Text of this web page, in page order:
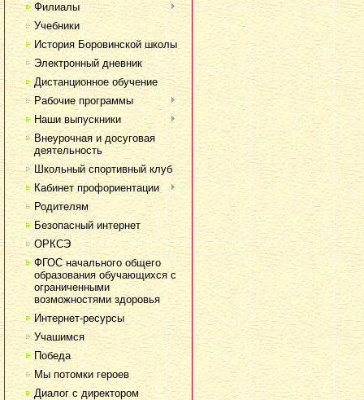
Филиалы
Учебники
История Боровинской школы
Электронный дневник
Дистанционное обучение
Рабочие программы
Наши выпускники
Внеурочная и досуговая
деятельность
Школьный спортивный клуб
Кабинет профориентации
Родителям
Безопасный интернет
ОРКСЭ
ФГОС начального общего
образования обучающихся с
ограниченными
возможностями здоровья
Интернет-ресурсы
Учашимся
Победа
Мы потомки героев
Диалог с директором